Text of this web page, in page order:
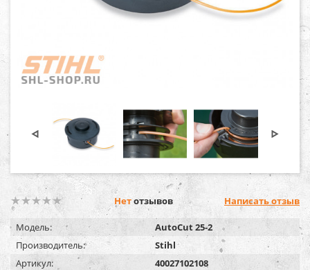
Нетотзывов Написать отзыв
Модель:
AutoCut 25-2
Производитель:
Stihl
Артикул:
40027102108